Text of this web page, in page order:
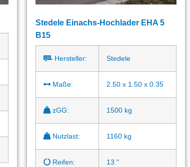
Stedele Einachs-Hochlader EHA 5
B15
Hersteller: Stedele
Maße: 2.50 x 1.50 x 0.35
zGG: 1500 kg
Nutzlast: 1160 kg
Reifen: 13 "